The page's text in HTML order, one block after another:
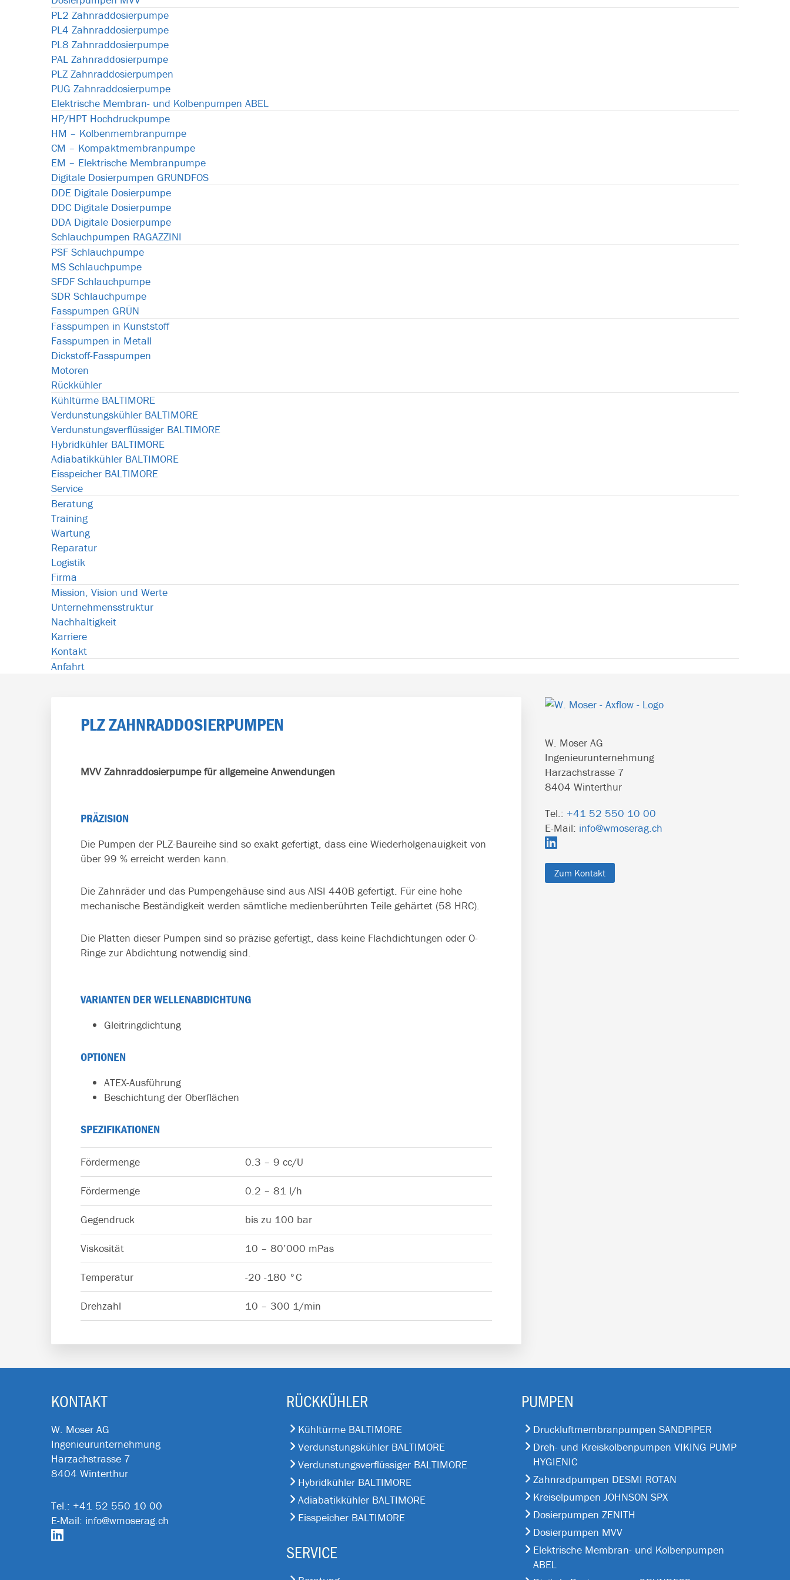
PL2 Zahnraddosierpumpe
PL4 Zahnraddosierpumpe
PL8 Zahnraddosierpumpe
PAL Zahnraddosierpumpe
PLZ Zahnraddosierpumpen
PUG Zahnraddosierpumpe
Elektrische Membran- und Kolbenpumpen ABEL
HP/HPT Hochdruckpumpe
HM – Kolbenmembranpumpe
CM – Kompaktmembranpumpe
EM – Elektrische Membranpumpe
Digitale Dosierpumpen GRUNDFOS
DDE Digitale Dosierpumpe
DDC Digitale Dosierpumpe
DDA Digitale Dosierpumpe
Schlauchpumpen RAGAZZINI
PSF Schlauchpumpe
MS Schlauchpumpe
SFDF Schlauchpumpe
SDR Schlauchpumpe
Fasspumpen GRÜN
Fasspumpen in Kunststoff
Fasspumpen in Metall
Dickstoff-Fasspumpen
Motoren
Rückkühler
Kühltürme BALTIMORE
Verdunstungskühler BALTIMORE
Verdunstungsverflüssiger BALTIMORE
Hybridkühler BALTIMORE
Adiabatikkühler BALTIMORE
Eisspeicher BALTIMORE
Service
Beratung
Training
Wartung
Reparatur
Logistik
Firma
Mission, Vision und Werte
Unternehmensstruktur
Nachhaltigkeit
Karriere
Kontakt
Anfahrt
PLZ ZAHNRADDOSIERPUMPEN
MVV Zahnraddosierpumpe für allgemeine Anwendungen
PRÄZISION
Die Pumpen der PLZ-Baureihe sind so exakt gefertigt, dass eine Wiederholgenauigkeit von
über 99 % erreicht werden kann.
Die Zahnräder und das Pumpengehäuse sind aus AISI 440B gefertigt. Für eine hohe
mechanische Beständigkeit werden sämtliche medienberührten Teile gehärtet (58 HRC).
Die Platten dieser Pumpen sind so präzise gefertigt, dass keine Flachdichtungen oder O-
Ringe zur Abdichtung notwendig sind.
VARIANTEN DER WELLENABDICHTUNG
Gleitringdichtung
OPTIONEN
ATEX-Ausführung
Beschichtung der Oberflächen
SPEZIFIKATIONEN
Fördermenge 0.3 – 9 cc/U
Fördermenge 0.2 – 81 l/h
Gegendruck bis zu 100 bar
Viskosität 10 – 80’000 mPas
Temperatur -20 -180 °C
Drehzahl 10 – 300 1/min
HAUPT-
(PRIMARY)
W. Moser AG
Ingenieurunternehmung
Harzachstrasse 7
8404 Winterthur
Tel.: +41 52 550 10 00
E-Mail: info@wmoserag.ch
Zum Kontakt
KONTAKT
W. Moser AG
Ingenieurunternehmung
Harzachstrasse 7
8404 Winterthur
Tel.: +41 52 550 10 00
E-Mail: info@wmoserag.ch
RÜCKKÜHLER
Kühltürme BALTIMORE
Verdunstungskühler BALTIMORE
Verdunstungsverflüssiger BALTIMORE
Hybridkühler BALTIMORE
Adiabatikkühler BALTIMORE
Eisspeicher BALTIMORE
SERVICE
PUMPEN
Druckluftmembranpumpen SANDPIPER
Dreh- und Kreiskolbenpumpen VIKING PUMP
HYGIENIC
Zahnradpumpen DESMI ROTAN
Kreiselpumpen JOHNSON SPX
Dosierpumpen ZENITH
Dosierpumpen MVV
Elektrische Membran- und Kolbenpumpen
ABEL